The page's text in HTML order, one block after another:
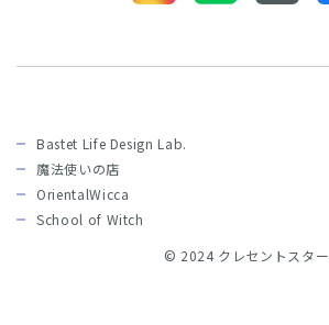
Bastet Life Design Lab.
魔法使いの店
OrientalWicca
School of Witch
© 2024 クレセントスター